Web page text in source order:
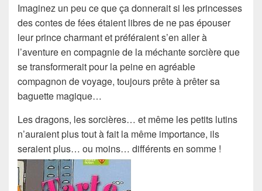
Imaginez un peu ce que ça donnerait si les princesses
des contes de fées étaient libres de ne pas épouser
leur prince charmant et préféraient s’en aller à
l’aventure en compagnie de la méchante sorcière que
se transformerait pour la peine en agréable
compagnon de voyage, toujours prête à prêter sa
baguette magique…
Les dragons, les sorcières… et même les petits lutins
n’auraient plus tout à fait la même importance, ils
seraient plus… ou moins… différents en somme !